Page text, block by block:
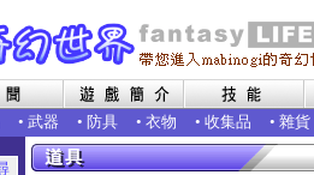
• 武器 • 防具 • 衣物 • 收集品 • 雜貨